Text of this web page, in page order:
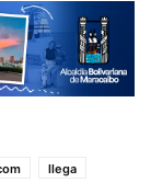
llega